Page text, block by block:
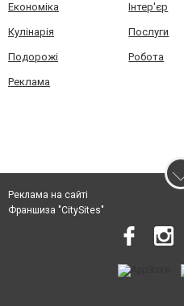
Економіка Інтер'єр
Кулінарія Послуги
Подорожі Робота
Реклама
Реклама на сайті
Франшиза "CitySites"